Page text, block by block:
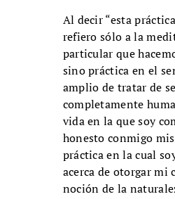
Al decir “esta
refiero sólo a la
particular que
sino práctica en el
amplio de tratar de
completamente
vida en la que soy
honesto conmigo
práctica en la cual
acerca de otorgar mi
noción de la